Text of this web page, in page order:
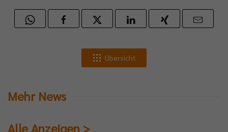
Übersicht
Mehr News
Alle Anzeigen >